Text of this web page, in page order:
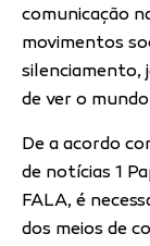
comunicação
movimentos
silenciamento,
de ver o
De a acordo
de notícias 1
FALA, é
dos meios de